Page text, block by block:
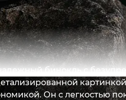
бинокль с
картинкой
Он с легкостью